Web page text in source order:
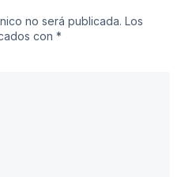
no será publicada. Los
con *